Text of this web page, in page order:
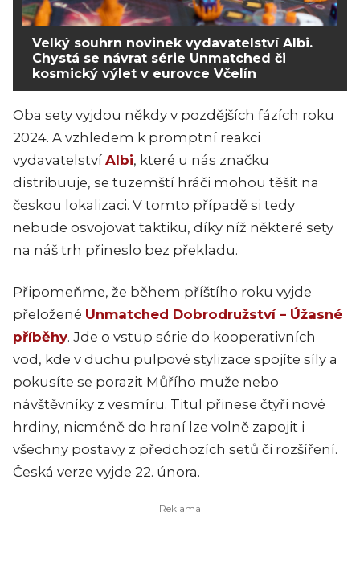
Velký souhrn novinek vydavatelství Albi.
Chystá se návrat série Unmatched či
kosmický výlet v eurovce Včelín
Oba sety vyjdou někdy v pozdějších fázích roku
2024. A vzhledem k promptní reakci
vydavatelství Albi, které u nás značku
distribuuje, se tuzemští hráči mohou těšit na
českou lokalizaci. V tomto případě si tedy
nebude osvojovat taktiku, díky níž některé sety
na náš trh přineslo bez překladu.
Připomeňme, že během příštího roku vyjde
přeložené Unmatched Dobrodružství – Úžasné
příběhy. Jde o vstup série do kooperativních
vod, kde v duchu pulpové stylizace spojíte síly a
pokusíte se porazit Můřího muže nebo
návštěvníky z vesmíru. Titul přinese čtyři nové
hrdiny, nicméně do hraní lze volně zapojit i
všechny postavy z předchozích setů či rozšíření.
Česká verze vyjde 22. února.